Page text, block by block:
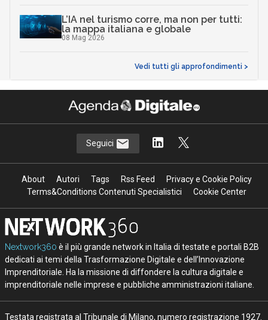
L’IA nel turismo corre, ma non per tutti:
la mappa italiana e globale
08 Mag 2026
Vedi tutti gli approfondimenti >
Seguici
About Autori Tags Rss Feed
Privacy e Cookie Policy
Terms&Conditions Contenuti Specialistici
Cookie Center
Nextwork360 è il più grande network in Italia di testate e portali B2B
dedicati ai temi della Trasformazione Digitale e dell’Innovazione
Imprenditoriale. Ha la missione di diffondere la cultura digitale e
imprenditoriale nelle imprese e pubbliche amministrazioni italiane.
Testata registrata al Tribunale di Milano, numero registrazione 1927.